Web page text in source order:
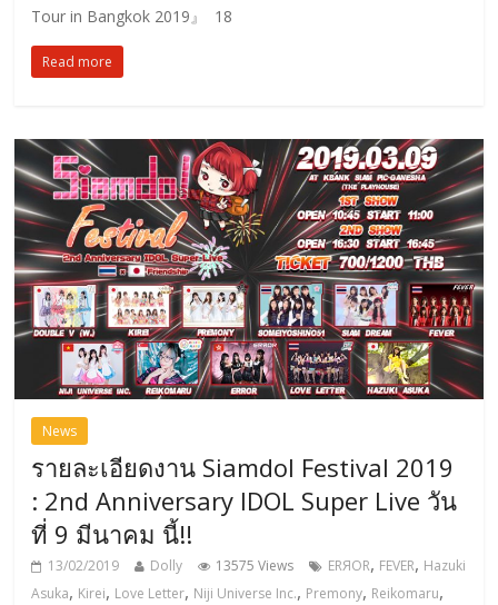
Tour in Bangkok 2019』 18
Read more
News
รายละเอียดงาน Siamdol Festival 2019
: 2nd Anniversary IDOL Super Live วัน
ที่ 9 มีนาคม นี้!!
13/02/2019 Dolly 13575 Views ERЯOR, FEVER, Hazuki
Asuka, Kirei, Love Letter, Niji Universe Inc., Premony, Reikomaru,